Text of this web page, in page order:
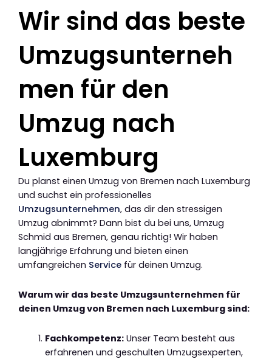
Wir sind das beste
Umzugsunterneh
men für den
Umzug nach
Luxemburg
Du planst einen Umzug von Bremen nach Luxemburg
und suchst ein professionelles
Umzugsunternehmen, das dir den stressigen
Umzug abnimmt? Dann bist du bei uns, Umzug
Schmid aus Bremen, genau richtig! Wir haben
langjährige Erfahrung und bieten einen
umfangreichen Service für deinen Umzug.
Warum wir das beste Umzugsunternehmen für
deinen Umzug von Bremen nach Luxemburg sind:
Fachkompetenz:Unser Team besteht aus
erfahrenen und geschulten Umzugsexperten,